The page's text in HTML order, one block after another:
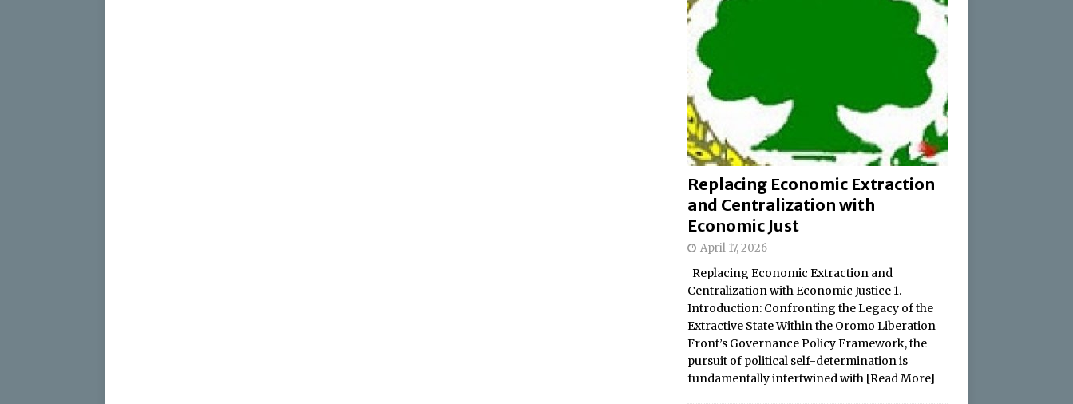
Replacing Economic Extraction
and Centralization with
Economic Just
April 17, 2026
Replacing Economic Extraction and
Centralization with Economic Justice 1.
Introduction: Confronting the Legacy of the
Extractive State Within the Oromo Liberation
Front’s Governance Policy Framework, the
pursuit of political self-determination is
fundamentally intertwined with [Read More]